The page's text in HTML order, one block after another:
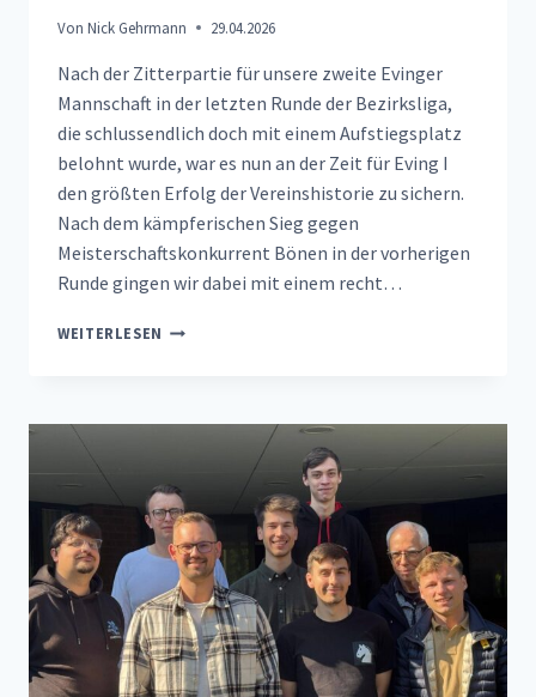
Von Nick Gehrmann 29.04.2026
Nach der Zitterpartie für unsere zweite Evinger
Mannschaft in der letzten Runde der Bezirksliga,
die schlussendlich doch mit einem Aufstiegsplatz
belohnt wurde, war es nun an der Zeit für Eving I
den größten Erfolg der Vereinshistorie zu sichern.
Nach dem kämpferischen Sieg gegen
Meisterschaftskonkurrent Bönen in der vorherigen
Runde gingen wir dabei mit einem recht…
WEITERLESEN AUFSTIEG
EVING
VEREINSGESCHICHTE!